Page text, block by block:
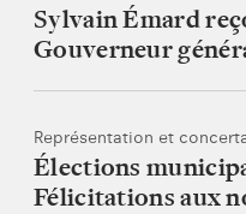
Sylvain Émard
Gouverneur
Représentation et
Élections
Félicitations aux